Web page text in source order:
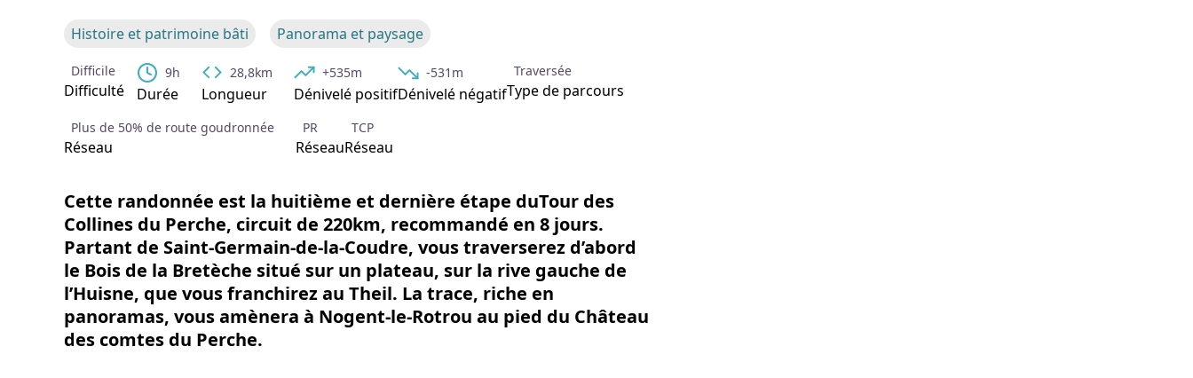
Histoire et patrimoine bâti Panorama et paysage
Difficile
Difficulté
9h
Durée
28,8km
Longueur
+535m
Dénivelé positif
-531m
Dénivelé négatif
Traversée
Type de parcours
Plus de 50% de route goudronnée
Réseau
PR
Réseau
TCP
Réseau
Cette randonnée est la huitième et dernière étape duTour des
Collines du Perche, circuit de 220km, recommandé en 8 jours.
Partant de Saint-Germain-de-la-Coudre, vous traverserez d’abord
le Bois de la Bretèche situé sur un plateau, sur la rive gauche de
l’Huisne, que vous franchirez au Theil. La trace, riche en
panoramas, vous amènera à Nogent-le-Rotrou au pied du Château
des comtes du Perche.